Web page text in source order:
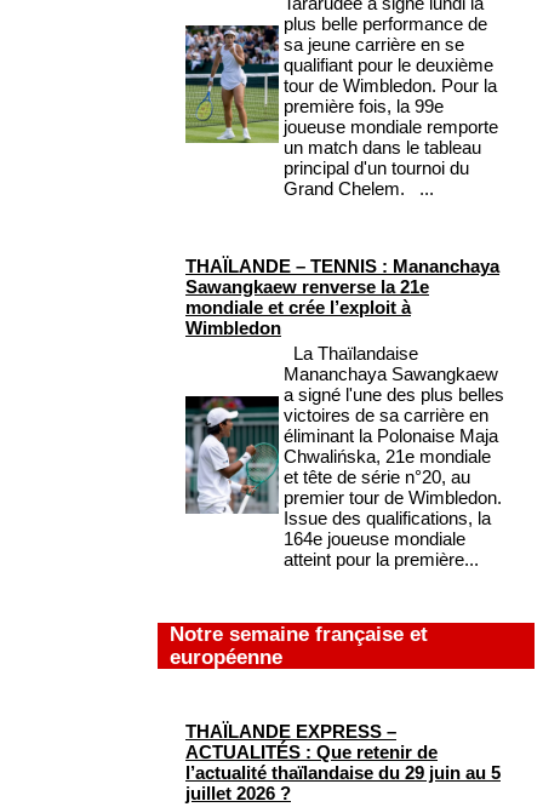
plus belle performance de
sa jeune carrière en se
qualifiant pour le deuxième
tour de Wimbledon. Pour la
première fois, la 99e
joueuse mondiale remporte
un match dans le tableau
principal d'un tournoi du
Grand Chelem. ...
THAÏLANDE – TENNIS : Mananchaya
Sawangkaew renverse la 21e
mondiale et crée l’exploit à
Wimbledon
La Thaïlandaise
Mananchaya Sawangkaew
a signé l'une des plus belles
victoires de sa carrière en
éliminant la Polonaise Maja
Chwalińska, 21e mondiale
et tête de série n°20, au
premier tour de Wimbledon.
Issue des qualifications, la
164e joueuse mondiale
atteint pour la première...
Notre semaine française et
européenne
THAÏLANDE EXPRESS –
ACTUALITÉS : Que retenir de
l’actualité thaïlandaise du 29 juin au 5
juillet 2026 ?